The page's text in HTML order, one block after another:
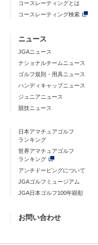
コースレーティングとは
コースレーティング検索
ニュース
JGAニュース
ナショナルチームニュース
ゴルフ規則・用具ニュース
ハンディキャップニュース
ジュニアニュース
競技ニュース
日本アマチュアゴルフ
ランキング
世界アマチュアゴルフ
ランキング
アンチドーピングについて
JGAゴルフミュージアム
JGA日本ゴルフ100年顕彰
お問い合わせ